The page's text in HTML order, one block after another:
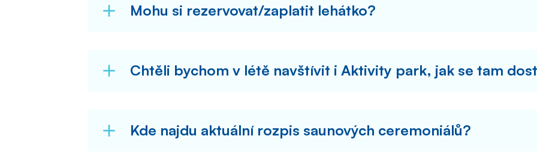
Mohu si rezervovat/zaplatit lehátko?
Chtěli bychom v létě navštívit i Aktivity park, jak se tam
Kde najdu aktuální rozpis saunových ceremoniálů?